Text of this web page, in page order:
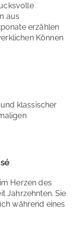
aus
erzählen
Können
klassischer
Herzen des
Jahrzehnten. Sie
während eines